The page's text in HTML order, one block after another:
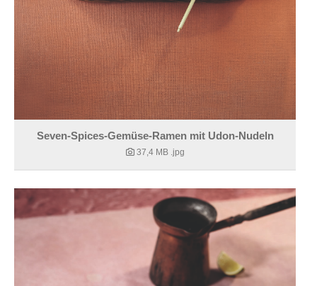
Seven-Spices-Gemüse-Ramen mit Udon-Nudeln
37,4 MB .jpg